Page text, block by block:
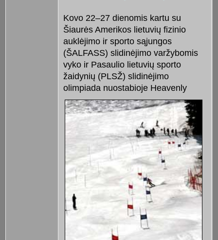
Kovo 22–27 dienomis kartu su
Šiaurės Amerikos lietuvių fizinio
auklėjimo ir sporto sąjungos
(ŠALFASS) slidinėjimo varžybomis
vyko ir Pasaulio lietuvių sporto
žaidynių (PLSŽ) slidinėjimo
olimpiada nuostabiojeHeavenly